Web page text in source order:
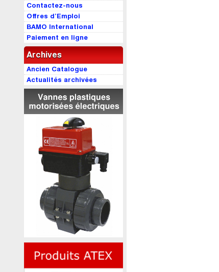
Contactez-nous
Offres d’Emploi
BAMO International
Paiement en ligne
Archives
Ancien Catalogue
Actualités archivées